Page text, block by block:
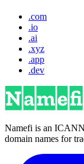
.com
.io
.ai
.xyz
.app
.dev
Namefi is an
domain names for